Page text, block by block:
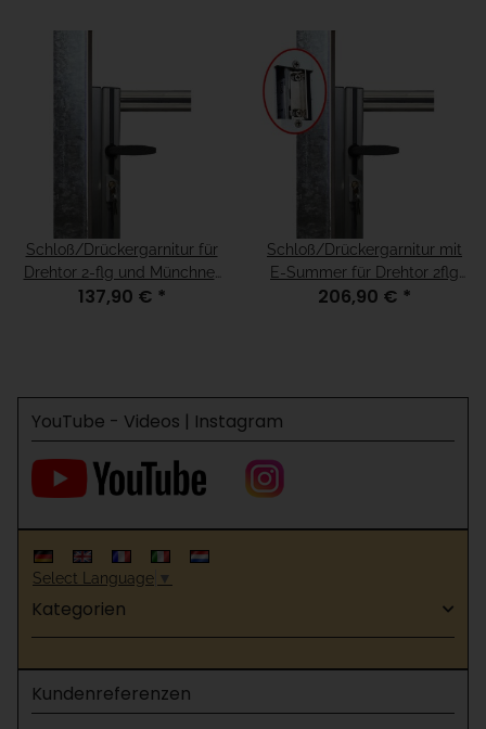
Schloß/Drückergarnitur für
Drehtor 2-flg und Münchner
Modell, für H=140
137,90 € *
Schloß/Drückergarnitur mit
E-Summer für Drehtor 2flg
und Münchner Modell, für
206,90 € *
YouTube - Videos | Instagram
Select Language ▼
Kategorien
Kundenreferenzen